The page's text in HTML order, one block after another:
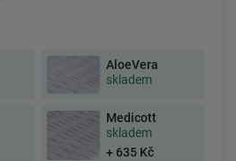
AloeVera
skladem
Medicott
skladem
+ 635 Kč